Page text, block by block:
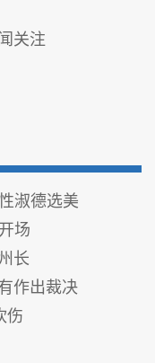
关注
淑德选美
场
长
作出裁决
伤